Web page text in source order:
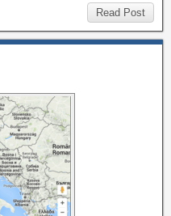
Read Post